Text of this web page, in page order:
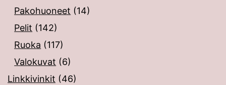
Pakohuoneet (14)
Pelit (142)
Ruoka (117)
Valokuvat (6)
Linkkivinkit (46)